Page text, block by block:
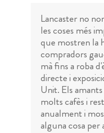
Lancaster no
les coses més
que mostren la
compradors
mà fins a roba
directe i
Unit. Els
molts cafès i
anualment i
alguna cosa